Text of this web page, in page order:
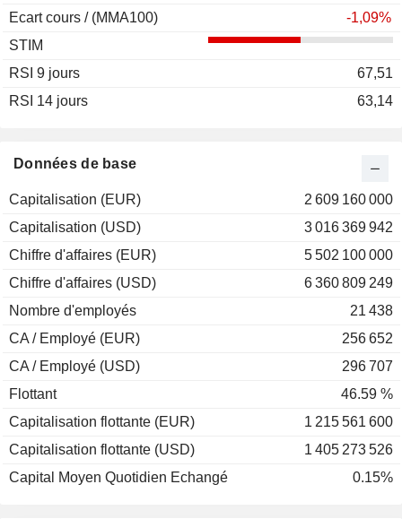
Données de base
Capitalisation (EUR)
2 609 160 000
Capitalisation (USD)
3 016 369 942
Chiffre d'affaires (EUR)
5 502 100 000
Chiffre d'affaires (USD)
6 360 809 249
Nombre d'employés
21 438
CA / Employé (EUR)
256 652
CA / Employé (USD)
296 707
Flottant
46.59 %
Capitalisation flottante (EUR)
1 215 561 600
Capitalisation flottante (USD)
1 405 273 526
Capital Moyen Quotidien Echangé
0.15%
Ecart cours / (MMA100)
-1,09%
STIM
RSI 9 jours
67,51
RSI 14 jours
63,14
2004
-11,18%
2003
+70,11%
2002
2001
1999
1997
1996